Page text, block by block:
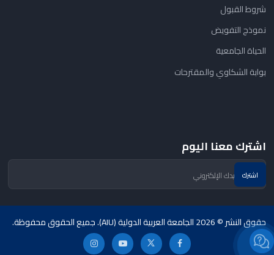
شروط القبول
نموذج التفويض
الحياة الجامعية
بوابة الشكاوي والمقترحات
اشترك معنا اليوم
حقوق النشر © 2026 الجامعة العربية الدولية (AIU). جميع الحقوق محفوظة.